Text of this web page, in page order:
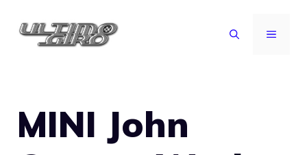
MENU
MINI John